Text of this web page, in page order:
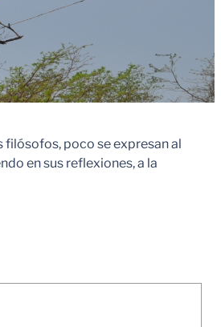
poco se expresan al
en sus reflexiones, a la